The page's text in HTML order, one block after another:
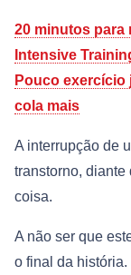
20 minutos para
Intensive
Pouco exercício
cola mais
A interrupção de
transtorno, diante
coisa.
A não ser que
o final da história.